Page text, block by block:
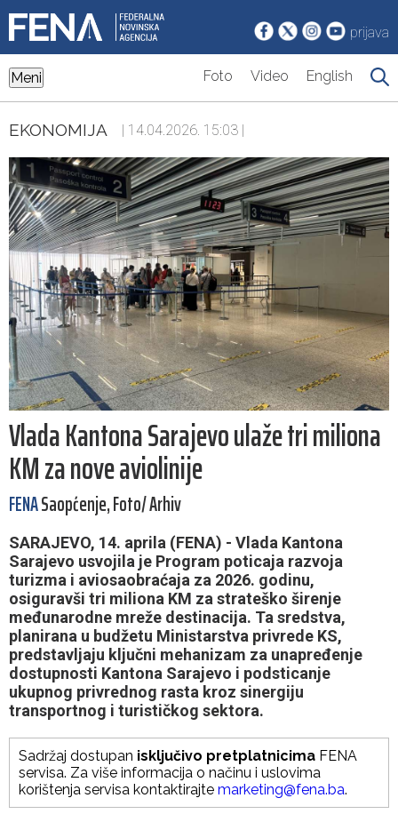
prijava
Meni Foto Video English
EKONOMIJA | 14.04.2026. 15:03 |
Vlada Kantona Sarajevo ulaže tri miliona
KM za nove aviolinije
FENASaopćenje, Foto/ Arhiv
SARAJEVO, 14. aprila (FENA) - Vlada Kantona
Sarajevo usvojila je Program poticaja razvoja
turizma i aviosaobraćaja za 2026. godinu,
osiguravši tri miliona KM za strateško širenje
međunarodne mreže destinacija. Ta sredstva,
planirana u budžetu Ministarstva privrede KS,
predstavljaju ključni mehanizam za unapređenje
dostupnosti Kantona Sarajevo i podsticanje
ukupnog privrednog rasta kroz sinergiju
transportnog i turističkog sektora.
Sadržaj dostupan isključivo pretplatnicima FENA
servisa. Za više informacija o načinu i uslovima
korištenja servisa kontaktirajte marketing@fena.ba.